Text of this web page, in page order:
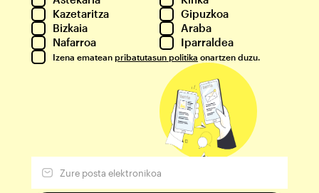
Kazetaritza
Gipuzkoa
Bizkaia
Araba
Nafarroa
Iparraldea
Izena ematean pribatutasun politika onartzen duzu.